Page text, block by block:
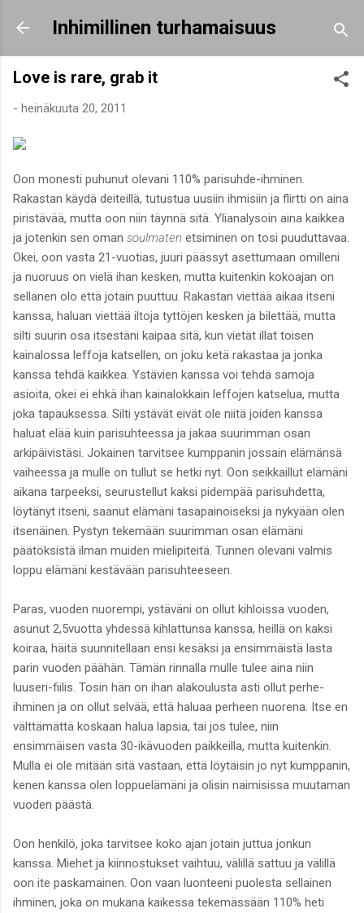
Siirry pääsisältöön
Inhimillinen turhamaisuus
Love is rare, grab it
- heinäkuuta 20, 2011
Oon monesti puhunut olevani 110% parisuhde-ihminen.
Rakastan käydä deiteillä, tutustua uusiin ihmisiin ja flirtti on aina
piristävää, mutta oon niin täynnä sitä. Ylianalysoin aina kaikkea
ja jotenkin sen oman soulmaten etsiminen on tosi puuduttavaa.
Okei, oon vasta 21-vuotias, juuri päässyt asettumaan omilleni
ja nuoruus on vielä ihan kesken, mutta kuitenkin kokoajan on
sellanen olo että jotain puuttuu. Rakastan viettää aikaa itseni
kanssa, haluan viettää iltoja tyttöjen kesken ja bilettää, mutta
silti suurin osa itsestäni kaipaa sitä, kun vietät illat toisen
kainalossa leffoja katsellen, on joku ketä rakastaa ja jonka
kanssa tehdä kaikkea. Ystävien kanssa voi tehdä samoja
asioita, okei ei ehkä ihan kainalokkain leffojen katselua, mutta
joka tapauksessa. Silti ystävät eivät ole niitä joiden kanssa
haluat elää kuin parisuhteessa ja jakaa suurimman osan
arkipäivistäsi. Jokainen tarvitsee kumppanin jossain elämänsä
vaiheessa ja mulle on tullut se hetki nyt. Oon seikkaillut elämäni
aikana tarpeeksi, seurustellut kaksi pidempää parisuhdetta,
löytänyt itseni, saanut elämäni tasapainoiseksi ja nykyään olen
itsenäinen. Pystyn tekemään suurimman osan elämäni
päätöksistä ilman muiden mielipiteitä. Tunnen olevani valmis
loppu elämäni kestävään parisuhteeseen.
Paras, vuoden nuorempi, ystäväni on ollut kihloissa vuoden,
asunut 2,5vuotta yhdessä kihlattunsa kanssa, heillä on kaksi
koiraa, häitä suunnitellaan ensi kesäksi ja ensimmäistä lasta
parin vuoden päähän. Tämän rinnalla mulle tulee aina niin
luuseri-fiilis. Tosin hän on ihan alakoulusta asti ollut perhe-
ihminen ja on ollut selvää, että haluaa perheen nuorena. Itse en
välttämättä koskaan halua lapsia, tai jos tulee, niin
ensimmäisen vasta 30-ikävuoden paikkeilla, mutta kuitenkin.
Mulla ei ole mitään sitä vastaan, että löytäisin jo nyt kumppanin,
kenen kanssa olen loppuelämäni ja olisin naimisissa muutaman
vuoden päästä.
Oon henkilö, joka tarvitsee koko ajan jotain juttua jonkun
kanssa. Miehet ja kiinnostukset vaihtuu, välillä sattuu ja välillä
oon ite paskamainen. Oon vaan luonteeni puolesta sellainen
ihminen, joka on mukana kaikessa tekemässään 110% heti